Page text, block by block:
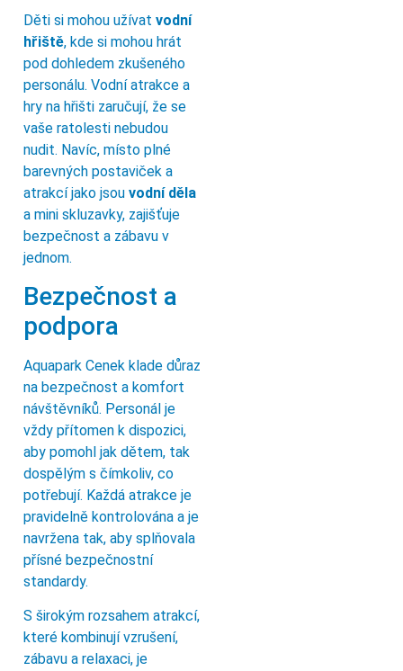
Děti si mohou užívat vodní
hřiště, kde si mohou hrát
pod dohledem zkušeného
personálu. Vodní atrakce a
hry na hřišti zaručují, že se
vaše ratolesti nebudou
nudit. Navíc, místo plné
barevných postaviček a
atrakcí jako jsou vodní děla
a mini skluzavky, zajišťuje
bezpečnost a zábavu v
jednom.
Bezpečnost a
podpora
Aquapark Cenek klade důraz
na bezpečnost a komfort
návštěvníků. Personál je
vždy přítomen k dispozici,
aby pomohl jak dětem, tak
dospělým s čímkoliv, co
potřebují. Každá atrakce je
pravidelně kontrolována a je
navržena tak, aby splňovala
přísné bezpečnostní
standardy.
S širokým rozsahem atrakcí,
které kombinují vzrušení,
zábavu a relaxaci, je